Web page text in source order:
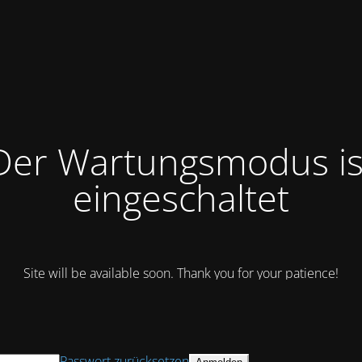
Wartungsmodus
eingeschaltet
Site will be available soon. Thank you for your patience!